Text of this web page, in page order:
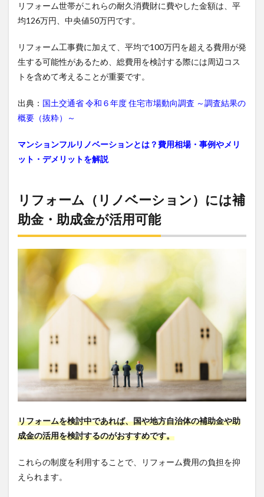
リフォーム世帯がこれらの耐久消費財に費やした金額は、平
均126万円、中央値50万円です。
リフォーム工事費に加えて、平均で100万円を超える費用が発
生する可能性があるため、総費用を検討する際には周辺コス
トを含めて考えることが重要です。
出典： 国土交通省 令和６年度 住宅市場動向調査 ～調査結果の
概要（抜粋）～
マンションフルリノベーションとは？費用相場・事例やメリ
ット・デメリットを解説
リフォーム（リノベーション）には補
助金・助成金が活用可能
リフォームを検討中であれば、国や地方自治体の補助金や助
成金の活用を検討するのがおすすめです。
これらの制度を利用することで、リフォーム費用の負担を抑
えられます。